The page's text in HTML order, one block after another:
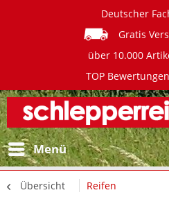
Deutscher
Gratis
über 10.000
TOP Bewertungen
Menü
Übersicht Reifen